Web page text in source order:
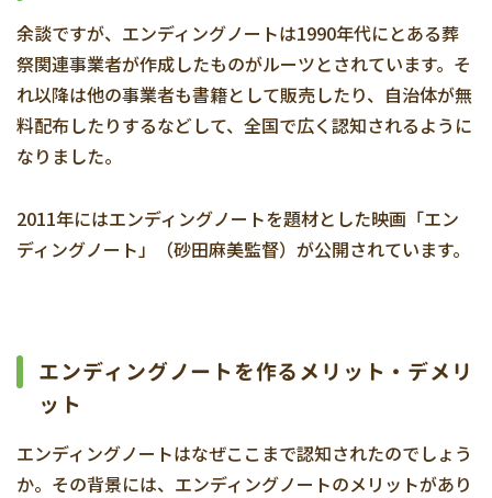
余談ですが、エンディングノートは1990年代にとある葬
祭関連事業者が作成したものがルーツとされています。そ
れ以降は他の事業者も書籍として販売したり、自治体が無
料配布したりするなどして、全国で広く認知されるように
なりました。
2011年にはエンディングノートを題材とした映画「エン
ディングノート」（砂田麻美監督）が公開されています。
エンディングノートを作るメリット・デメリ
ット
エンディングノートはなぜここまで認知されたのでしょう
か。その背景には、エンディングノートのメリットがあり